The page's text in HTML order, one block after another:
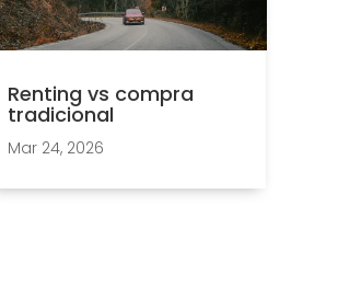
Renting vs compra
tradicional
Mar 24, 2026